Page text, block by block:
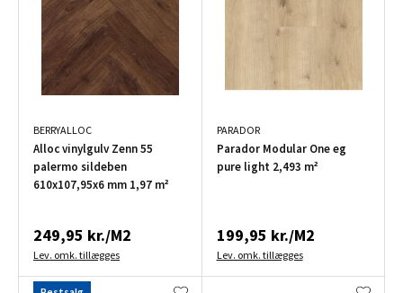
BERRYALLOC
Alloc vinylgulv Zenn 55
palermo sildeben
610x107,95x6 mm 1,97 m²
249,95 kr./M2
Lev. omk. tillægges
PARADOR
Parador Modular One eg
pure light 2,493 m²
199,95 kr./M2
Lev. omk. tillægges